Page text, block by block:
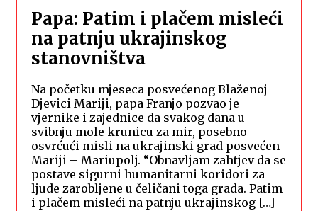
Papa: Patim i plačem misleći
na patnju ukrajinskog
stanovništva
Na početku mjeseca posvećenog Blaženoj
Djevici Mariji, papa Franjo pozvao je
vjernike i zajednice da svakog dana u
svibnju mole krunicu za mir, posebno
osvrćući misli na ukrajinski grad posvećen
Mariji – Mariupolj. “Obnavljam zahtjev da se
postave sigurni humanitarni koridori za
ljude zarobljene u čeličani toga grada. Patim
i plačem misleći na patnju ukrajinskog […]